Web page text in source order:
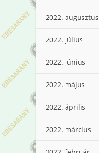
2022. augusztus
2022. július
2022. június
2022. május
2022. április
2022. március